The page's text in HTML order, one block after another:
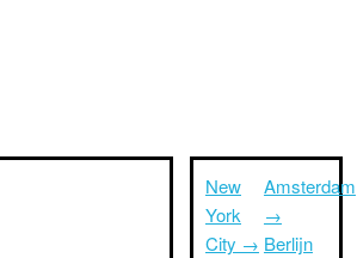
New
York
City →
Amsterdam
→
Berlijn